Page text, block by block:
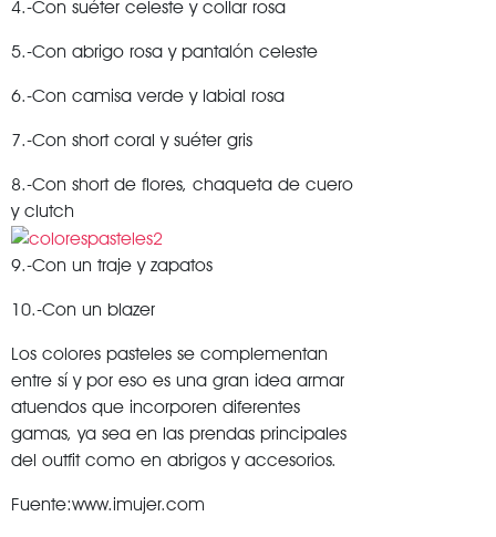
4.-Con suéter celeste y collar rosa
5.-Con abrigo rosa y pantalón celeste
6.-Con camisa verde y labial rosa
7.-Con short coral y suéter gris
8.-Con short de flores, chaqueta de cuero
y clutch
9.-Con un traje y zapatos
10.-Con un blazer
Los colores pasteles se complementan
entre sí y por eso es una gran idea armar
atuendos que incorporen diferentes
gamas, ya sea en las prendas principales
del outfit como en abrigos y accesorios.
Fuente:www.imujer.com